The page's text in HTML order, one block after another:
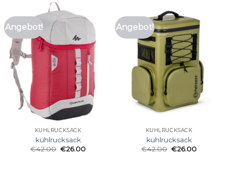
Angebot!
KÜHLRUCKSACK
kühlrucksack
€42.00 €26.00
Angebot!
KÜHLRUCKSACK
kühlrucksack
€42.00 €26.00